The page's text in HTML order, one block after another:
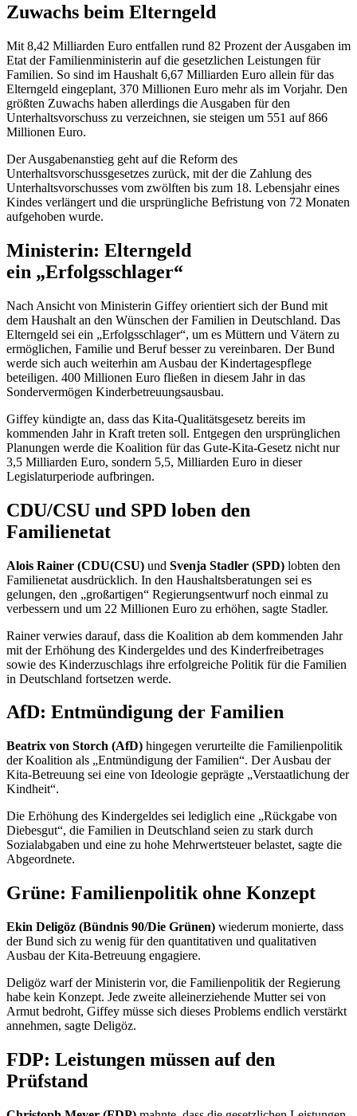
Zuwachs beim Elterngeld
Mit 8,42 Milliarden Euro entfallen rund 82 Prozent der Ausgaben im
Etat der Familienministerin auf die gesetzlichen Leistungen für
Familien. So sind im Haushalt 6,67 Milliarden Euro allein für das
Elterngeld eingeplant, 370 Millionen Euro mehr als im Vorjahr. Den
größten Zuwachs haben allerdings die Ausgaben für den
Unterhaltsvorschuss zu verzeichnen, sie steigen um 551 auf 866
Millionen Euro.
Der Ausgabenanstieg geht auf die Reform des
Unterhaltsvorschussgesetzes zurück, mit der die Zahlung des
Unterhaltsvorschusses vom zwölften bis zum 18. Lebensjahr eines
Kindes verlängert und die ursprüngliche Befristung von 72 Monaten
aufgehoben wurde.
Ministerin: Elterngeld
ein „Erfolgsschlager“
Nach Ansicht von Ministerin Giffey orientiert sich der Bund mit
dem Haushalt an den Wünschen der Familien in Deutschland. Das
Elterngeld sei ein „Erfolgsschlager“, um es Müttern und Vätern zu
ermöglichen, Familie und Beruf besser zu vereinbaren. Der Bund
werde sich auch weiterhin am Ausbau der Kindertagespflege
beteiligen. 400 Millionen Euro fließen in diesem Jahr in das
Sondervermögen Kinderbetreuungsausbau.
Giffey kündigte an, dass das Kita-Qualitätsgesetz bereits im
kommenden Jahr in Kraft treten soll. Entgegen den ursprünglichen
Planungen werde die Koalition für das Gute-Kita-Gesetz nicht nur
3,5 Milliarden Euro, sondern 5,5, Milliarden Euro in dieser
Legislaturperiode aufbringen.
CDU/CSU und SPD loben den
Familienetat
Alois Rainer (CDU(CSU) und Svenja Stadler (SPD) lobten den
Familienetat ausdrücklich. In den Haushaltsberatungen sei es
gelungen, den „großartigen“ Regierungsentwurf noch einmal zu
verbessern und um 22 Millionen Euro zu erhöhen, sagte Stadler.
Rainer verwies darauf, dass die Koalition ab dem kommenden Jahr
mit der Erhöhung des Kindergeldes und des Kinderfreibetrages
sowie des Kinderzuschlags ihre erfolgreiche Politik für die Familien
in Deutschland fortsetzen werde.
AfD: Entmündigung der Familien
Beatrix von Storch (AfD) hingegen verurteilte die Familienpolitik
der Koalition als „Entmündigung der Familien“. Der Ausbau der
Kita-Betreuung sei eine von Ideologie geprägte „Verstaatlichung der
Kindheit“.
Die Erhöhung des Kindergeldes sei lediglich eine „Rückgabe von
Diebesgut“, die Familien in Deutschland seien zu stark durch
Sozialabgaben und eine zu hohe Mehrwertsteuer belastet, sagte die
Abgeordnete.
Grüne: Familienpolitik ohne Konzept
Ekin Deligöz (Bündnis 90/Die Grünen) wiederum monierte, dass
der Bund sich zu wenig für den quantitativen und qualitativen
Ausbau der Kita-Betreuung engagiere.
Deligöz warf der Ministerin vor, die Familienpolitik der Regierung
habe kein Konzept. Jede zweite alleinerziehende Mutter sei von
Armut bedroht, Giffey müsse sich dieses Problems endlich verstärkt
annehmen, sagte Deligöz.
FDP: Leistungen müssen auf den
Prüfstand